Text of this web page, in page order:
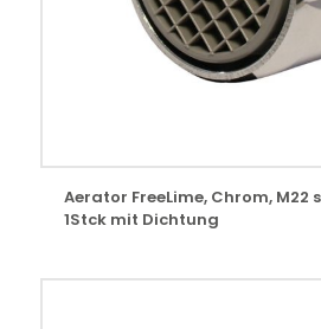
Aerator FreeLime, Chrom,
1Stck mit Dichtung